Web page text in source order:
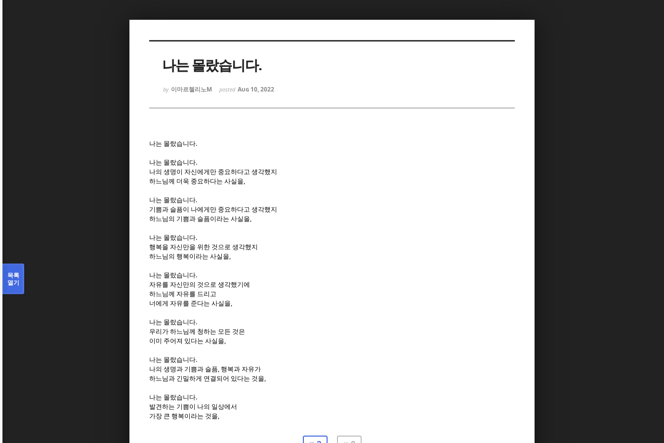
나는 몰랐습니다.
by 이마르첼리노M posted Aug 10, 2022
나는 몰랐습니다.
나는 몰랐습니다.
나의 생명이 자신에게만 중요하다고 생각했지
하느님께 더욱 중요하다는 사실을,
나는 몰랐습니다.
기쁨과 슬픔이 나에게만 중요하다고 생각했지
하느님의 기쁨과 슬픔이라는 사실을,
나는 몰랐습니다.
행복을 자신만을 위한 것으로 생각했지
하느님의 행복이라는 사실을,
나는 몰랐습니다.
자유를 자신만의 것으로 생각했기에
하느님께 자유를 드리고
너에게 자유를 준다는 사실을,
나는 몰랐습니다.
우리가 하느님께 청하는 모든 것은
이미 주어져 있다는 사실을,
나는 몰랐습니다.
나의 생명과 기쁨과 슬픔, 행복과 자유가
하느님과 긴밀하게 연결되어 있다는 것을,
나는 몰랐습니다.
발견하는 기쁨이 나의 일상에서
가장 큰 행복이라는 것을,
목록
열기
Sketchbook5, 스케치북5
Sketchbook5, 스케치북5